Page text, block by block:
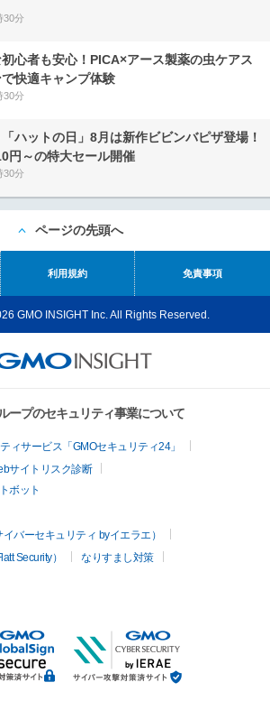
30分
心者も安心！PICA×アース製薬の虫ケアス
快適キャンプ体験
30分
ハットの日」8月は新作ビビンバピザ登場！
円～の特大セール開催
30分
ページの先頭へ
利用規約 免責事項
GMO INSIGHT Inc. All Rights Reserved.
ープのセキュリティ事業について
ィサービス「GMOセキュリティ24」
サイトリスク診断
ボット
バーセキュリティ byイエラエ）
Security）
なりすまし対策